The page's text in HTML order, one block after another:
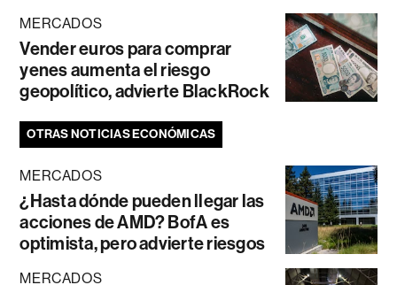
MERCADOS
Vender euros para comprar
yenes aumenta el riesgo
geopolítico, advierte BlackRock
OTRAS NOTICIAS ECONÓMICAS
MERCADOS
¿Hasta dónde pueden llegar las
acciones de AMD? BofA es
optimista, pero advierte riesgos
MERCADOS